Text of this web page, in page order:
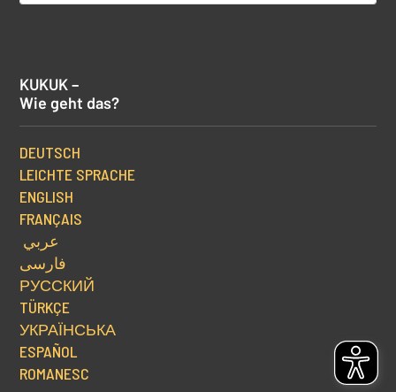
KUKUK –
Wie geht das?
DEUTSCH
LEICHTE SPRACHE
ENGLISH
FRANÇAIS
عربي
فارسی
РУССКИЙ
TÜRKÇE
УКРАЇНСЬКА
ESPAÑOL
ROMANESC